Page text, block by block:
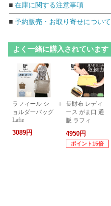
■ 在庫に関する注意事項
■ 予約販売・お取り寄せについて